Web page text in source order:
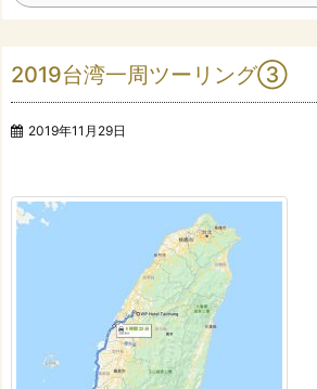
2019台湾一周ツーリング③
2019年11月29日